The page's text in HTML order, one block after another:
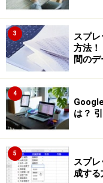
3
スプ
方法！
間の
4
は？
5
スプ
成する